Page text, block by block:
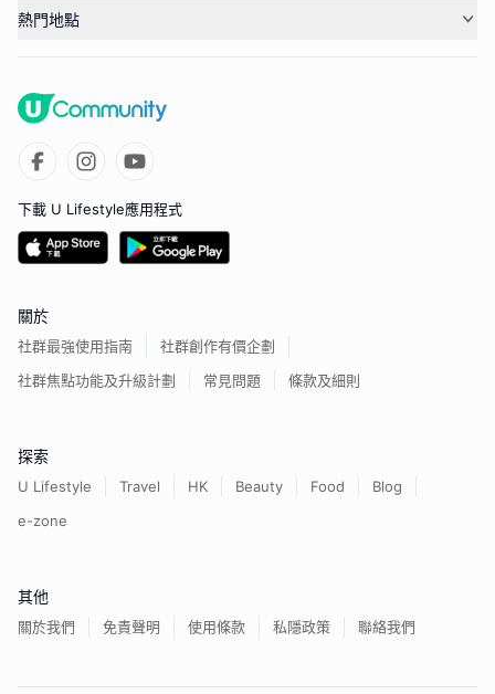
熱門地點
下載 U Lifestyle應用程式
關於
社群最強使用指南
社群創作有價企劃
社群焦點功能及升級計劃
常見問題 條款及細則
探索
U Lifestyle Travel HK Beauty Food
Blog
e-zone
其他
關於我們 免責聲明 使用條款 私隱政策 聯絡我們